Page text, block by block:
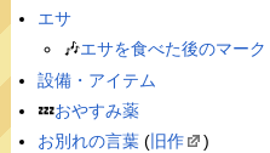
エサ
🎶エサを食べた後のマーク
設備・アイテム
💤おやすみ薬
お別れの言葉(旧作
)